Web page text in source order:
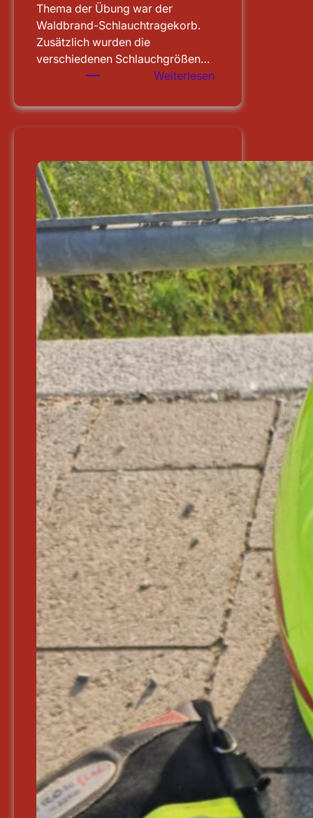
Thema der Übung war der
Waldbrand-Schlauchtragekorb.
Zusätzlich wurden die
verschiedenen Schlauchgrößen…
Weiterlesen
unserer